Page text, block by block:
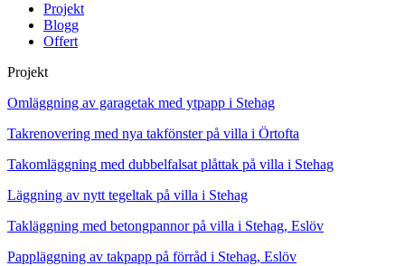
Projekt
Blogg
Offert
Projekt
Omläggning av garagetak med ytpapp i Stehag
Takrenovering med nya takfönster på villa i Örtofta
Takomläggning med dubbelfalsat plåttak på villa i Stehag
Läggning av nytt tegeltak på villa i Stehag
Takläggning med betongpannor på villa i Stehag, Eslöv
Pappläggning av takpapp på förråd i Stehag, Eslöv